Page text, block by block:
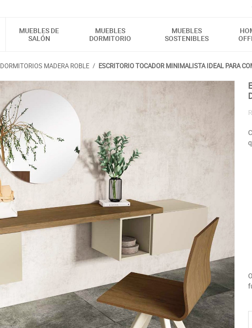
MUEBLES DE
SALÓN
MUEBLES
DORMITORIO
MUEBLES
SOSTENIBLES
DORMITORIOS MADERA ROBLE / ESCRITORIO TOCADOR MINIMALISTA IDEAL PARA
ESCRITORIO TOCADOR